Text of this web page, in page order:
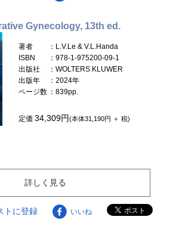
Gynecology, 13th ed.
著者
：L.V.Le & V.L.Handa
ISBN
：978-1-975200-09-1
出版社
：WOLTERS KLUWER
出版年
：2024年
ページ数 ：839pp.
定価34,309円(本体31,190円 ＋ 税)
詳しく見る
トに登録 いいね